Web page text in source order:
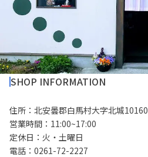
SHOP INFORMATION
住所：北安曇郡白馬村大字北城10160
営業時間：11:00~17:00
定休日：火・土曜日
電話：0261-72-2227